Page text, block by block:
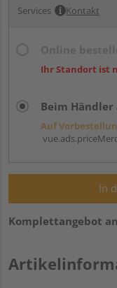
Services Kontakt
Ihr Standort ist
Beim Händler
Auf
In
Komplettangebot